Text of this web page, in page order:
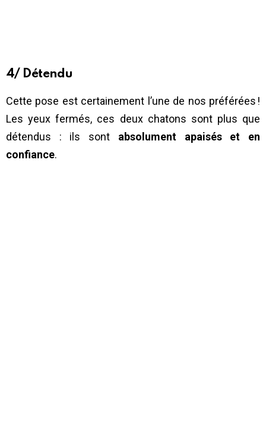
4/ Détendu
Cette pose est certainement l’une de nos préférées !
Les yeux fermés, ces deux chatons sont plus que
détendus : ils sont absolument apaisés et en
confiance.